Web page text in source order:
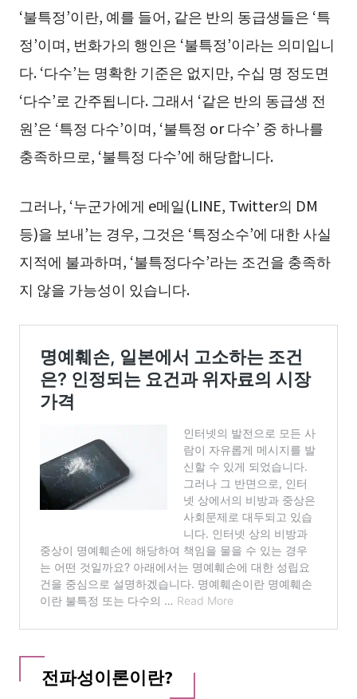
‘불특정’이란, 예를 들어, 같은 반의 동급생들은 ‘특
정’이며, 번화가의 행인은 ‘불특정’이라는 의미입니
다. ‘다수’는 명확한 기준은 없지만, 수십 명 정도면
‘다수’로 간주됩니다. 그래서 ‘같은 반의 동급생 전
원’은 ‘특정 다수’이며, ‘불특정 or 다수’ 중 하나를
충족하므로, ‘불특정 다수’에 해당합니다.
그러나, ‘누군가에게 e메일(LINE, Twitter의 DM
등)을 보내’는 경우, 그것은 ‘특정소수’에 대한 사실
지적에 불과하며, ‘불특정다수’라는 조건을 충족하
지 않을 가능성이 있습니다.
전파성이론이란?